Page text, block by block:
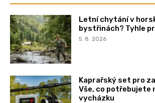
Letní chytání v
bystřinách? Tyhle
5. 8. 2026
Kaprařský set pro
Vše, co potřebujete
vycházku